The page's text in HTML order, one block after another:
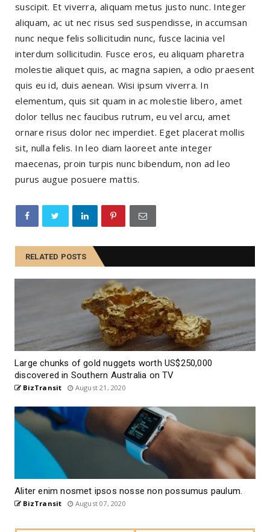
suscipit. Et viverra, aliquam metus justo nunc. Integer
aliquam, ac ut nec risus sed suspendisse, in accumsan
nunc neque felis sollicitudin nunc, fusce lacinia vel
interdum sollicitudin. Fusce eros, eu aliquam pharetra
molestie aliquet quis, ac magna sapien, a odio praesent
quis eu id, duis aenean. Wisi ipsum viverra. In
elementum, quis sit quam in ac molestie libero, amet
dolor tellus nec faucibus rutrum, eu vel arcu, amet
ornare risus dolor nec imperdiet. Eget placerat mollis
sit, nulla felis. In leo diam laoreet ante integer
maecenas, proin turpis nunc bibendum, non ad leo
purus augue posuere mattis.
RELATED POSTS
Large chunks of gold nuggets worth US$250,000
discovered in Southern Australia on TV
BizTransit August 21, 2020
Aliter enim nosmet ipsos nosse non possumus paulum.
BizTransit August 07, 2020